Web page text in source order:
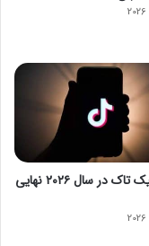
فروش تیک تاک در سال ۲۰۲۶ نهایی